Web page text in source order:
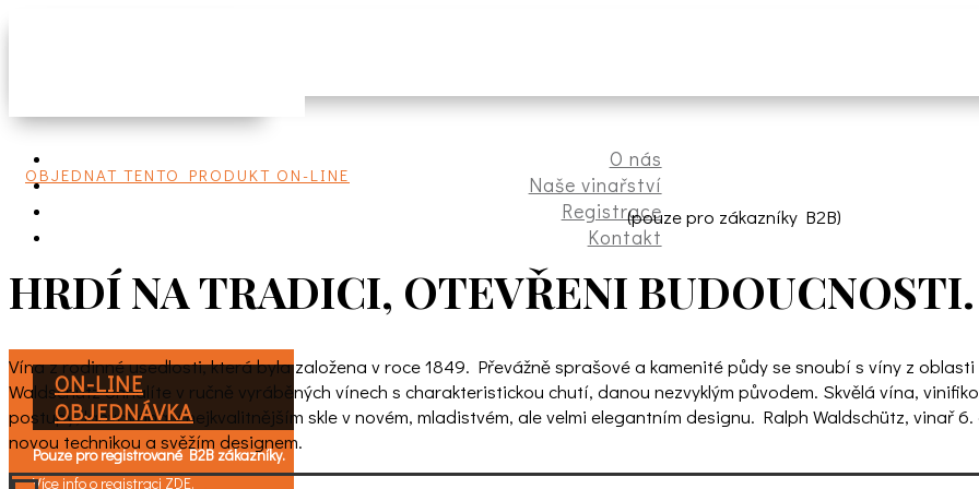
O nás
Naše vinařství
Registrace
Kontakt
ON-LINE
OBJEDNÁVKA
Pouze pro registrované B2B zákazníky.
Více info o registraciZDE.
OBJEDNAT TENTO PRODUKT ON-LINE
(pouze pro zákazníky B2B)
HRDÍ NA TRADICI, OTEVŘENI BUDOUCNOSTI.
Vína z rodinné usedlosti, která byla založena v roce 1849. Převážně sprašové a kamenité půdy se snoubí s víny z
Waldschütz ohhalíte v ručně vyráběných vínech s charakteristickou chutí, danou nezvyklým původem. Skvělá vína,
postupy, lahvována v nejkvalitnějším skle v novém, mladistvém, ale velmi elegantním designu. Ralph Waldschütz, vinař
novou technikou a svěžím designem.